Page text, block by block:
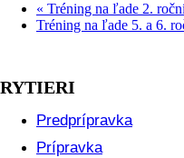
« Tréning na ľade 2.
Tréning na ľade 5. a 6.
RYTIERI
Predprípravka
Prípravka